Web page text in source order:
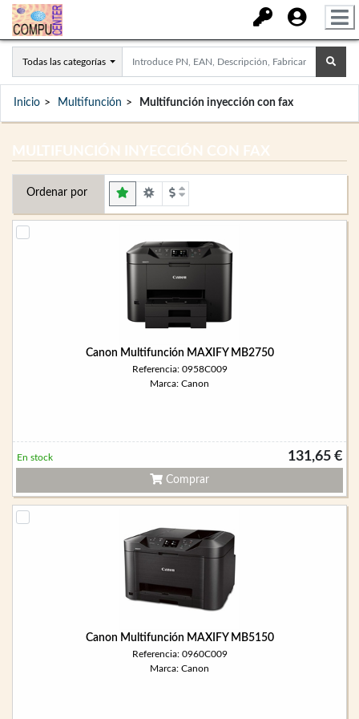
Todas las categorías
Inicio Multifunción Multifunción inyección con fax
MULTIFUNCIÓN INYECCIÓN CON FAX
Ordenar por
Canon Multifunción MAXIFY MB2750
Referencia: 0958C009
Marca: Canon
131,65 €
En stock
Comprar
Canon Multifunción MAXIFY MB5150
Referencia: 0960C009
Marca: Canon